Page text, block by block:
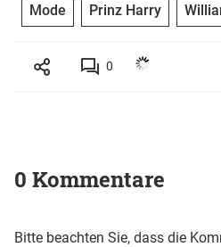
Mode Prinz Harry
0
0 Kommentare
Bitte beachten Sie, dass die